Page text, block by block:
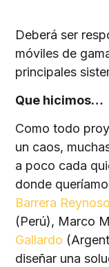
Deberá ser
móviles de
principales
Que hicimos…
Como todo
un caos,
a poco cada
donde
Barrera Reynoso
(Perú), Marco
Gallardo
diseñar una